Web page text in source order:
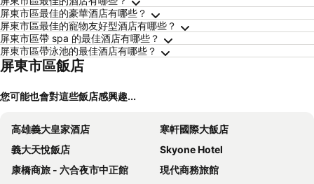
屏東市區最佳的豪華酒店有哪些？
屏東市區最佳的寵物友好型酒店有哪些？
屏東市區帶 spa 的最佳酒店有哪些？
屏東市區帶泳池的最佳酒店有哪些？
屏東市區飯店
您可能也會對這些飯店感興趣...
高雄義大皇家酒店
寒軒國際大飯店
義大天悅飯店
Skyone Hotel
康橋商旅 - 六合夜市中正館
現代商務旅館